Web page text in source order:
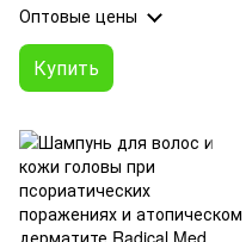
Оптовые цены
Купить